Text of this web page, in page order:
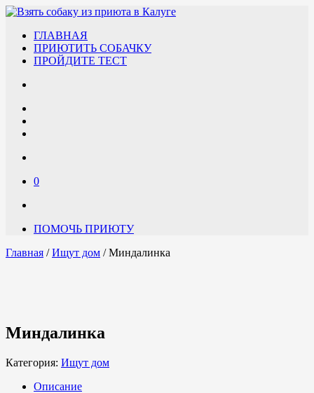
ГЛАВНАЯ
ПРИЮТИТЬ СОБАЧКУ
ПРОЙДИТЕ ТЕСТ
0
ПОМОЧЬ ПРИЮТУ
Главная /Ищут дом / Миндалинка
Миндалинка
Категория: Ищут дом
Описание